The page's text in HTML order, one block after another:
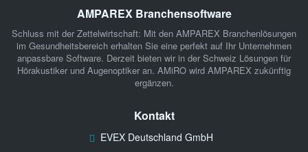
AMPAREX Branchensoftware
Schluss mit der Zettelwirtschaft: Mit den AMPAREX Branchenlösungen
im Gesundheitsbereich erhalten Sie eine perfekt auf Ihr Unternehmen
anpassbare Software. Derzeit bieten wir in der Schweiz Lösungen für
Hörakustiker und Augenoptiker an. AMiRO wird AMPAREX zukünftig
ergänzen.
Kontakt
EVEX Deutschland GmbH